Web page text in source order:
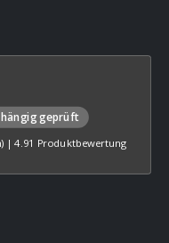
geprüft
|4.91 Produktbewertung